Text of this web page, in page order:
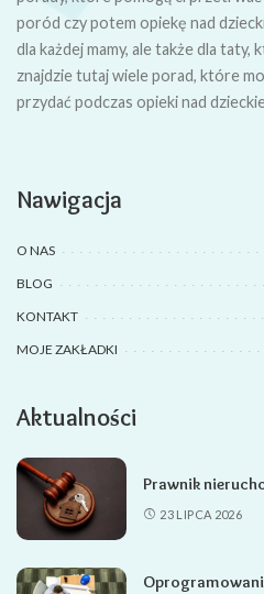
poród czy potem opiekę nad
dla każdej mamy, ale także dla taty,
znajdzie tutaj wiele porad, które
przydać podczas opieki nad
Nawigacja
O NAS
BLOG
KONTAKT
MOJE ZAKŁADKI
Aktualności
Prawnik
23 LIPCA 2026